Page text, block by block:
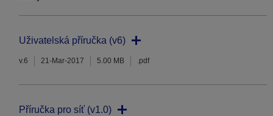
Uživatelská příručka (v6)
v.6 21-Mar-2017 5.00 MB .pdf
Příručka pro síť (v1.0)